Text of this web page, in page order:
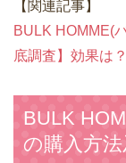
【関連記事】
BULK HOMME(
底調査】効果は？
BULK
の購入方